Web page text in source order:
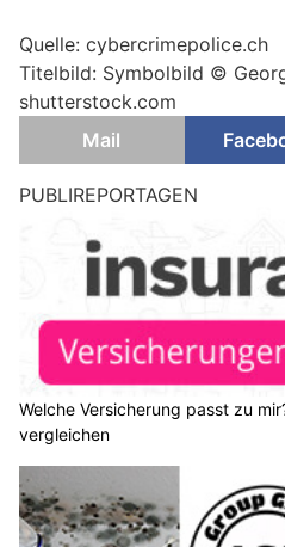
Quelle: cybercrimepolice.ch
Titelbild: Symbolbild ©
shutterstock.com
Mail
PUBLIREPORTAGEN
Welche Versicherung passt zu
vergleichen